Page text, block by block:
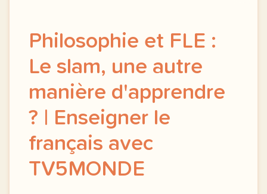
Philosophie et FLE :
Le slam, une autre
manière d'apprendre
? | Enseigner le
français avec
TV5MONDE